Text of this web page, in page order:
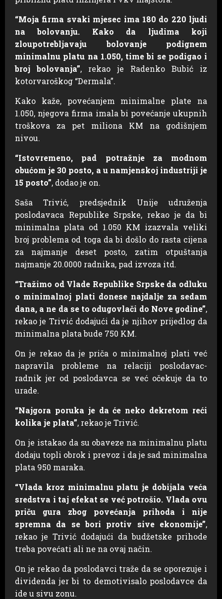
“Moja firma svaki mjesec ima 180 do 220 ljudi
na bolovanju. Kako da ljudima koji
zloupotrebljavaju bolovanje podignem
minimalnu platu na 1.050, time bi se podigao i
broj bolovanja”, rekao je Radenko Bubić iz
kotorvaroškog “Dermala”.
Kako kaže, povećanjem minimalne plate na
1.050, njegova firma imala bi povećanje ukupnih
troškova za pet miliona KM na godišnjem
nivou.
“Istovremeno, pad potražnje za modnom
obućom je 30 posto, a u namjenskoj industriji je
15 posto”, dodao je on.
Saša Trivić, predsjednik Unije udruženja
poslodavaca Republike Srpske, rekao je da bi
minimalna plata od 1.050 KM izazvala veliki
broj problema od toga da bi došlo do rasta cijena
za najmanje deset posto, zatim otpuštanja
najmanje 20.0000 radnika, pad izvoza itd.
“Tražimo od Vlade Republike Srpske da odluku
o minimalnoj plati donese najdalje za sedam
dana, a ne da se to odugovlači do Nove godine”,
rekao je Trivić dodajući da je njihov prijedlog da
minimalna plata bude 750 KM.
On je rekao da je priča o minimalnoj plati već
napravila probleme na relaciji poslodavac-
radnik jer od poslodavca se već očekuje da to
urade.
“Najgora poruka je da će neko dekretom reći
kolika je plata”, rekao je Trivić.
On je istakao da su obaveze na minimalnu platu
dodaju topli obrok i prevoz i da je sad minimalna
plata 950 maraka.
“Vlada kroz minimalnu platu je dobijala veća
sredstva i taj efekat se već potrošio. Vlada ovu
priču gura zbog povećanja prihoda i nije
spremna da se bori protiv sive ekonomije”,
rekao je Trivić dodajući da budžetske prihode
treba povećati ali ne na ovaj način.
On je rekao da poslodavci traže da se oporezuje i
dividenda jer bi to demotivisalo poslodavce da
ide u sivu zonu.